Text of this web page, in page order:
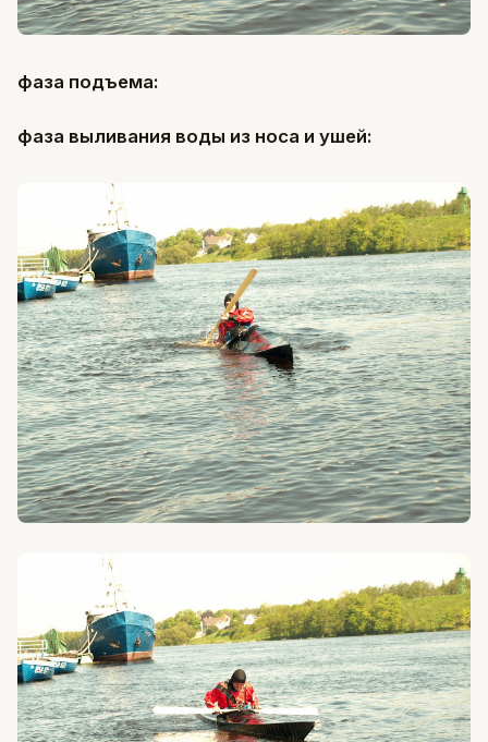
фаза подъема:
фаза выливания воды из носа и ушей: